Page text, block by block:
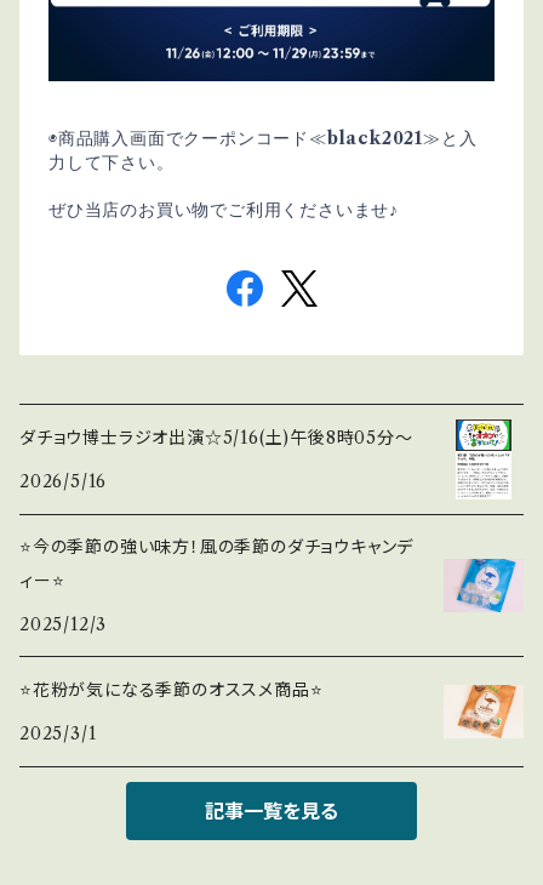
◉商品購入画面でクーポンコード≪black2021≫と入
力して下さい。
ぜひ当店のお買い物でご利用くださいませ♪
ダチョウ博士ラジオ出演☆5/16(土)午後8時05分〜
2026/5/16
⭐️今の季節の強い味方！風の季節のダチョウキャンデ
ィー⭐️
2025/12/3
⭐️花粉が気になる季節のオススメ商品⭐️
2025/3/1
記事一覧を見る